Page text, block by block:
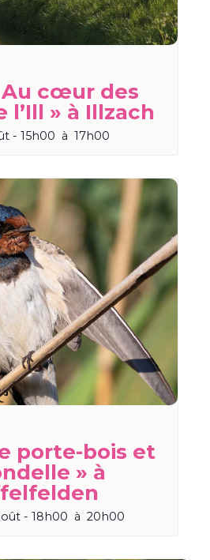
Au cœur des
l’Ill » à Illzach
- 15h00 à 17h00
porte-bois et
» à
- 18h00 à 20h00